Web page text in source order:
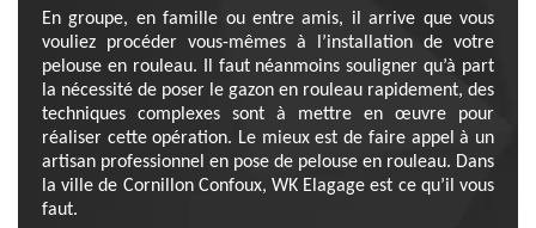
En groupe, en famille ou entre amis, il arrive que vous
vouliez procéder vous-mêmes à l’installation de votre
pelouse en rouleau. Il faut néanmoins souligner qu’à part
la nécessité de poser le gazon en rouleau rapidement, des
techniques complexes sont à mettre en œuvre pour
réaliser cette opération. Le mieux est de faire appel à un
artisan professionnel en pose de pelouse en rouleau. Dans
la ville de Cornillon Confoux, WK Elagage est ce qu’il vous
faut.